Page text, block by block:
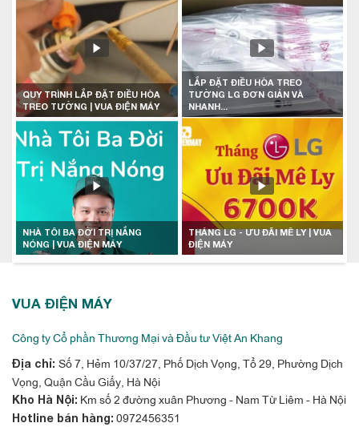
QUY TRÌNH LẮP ĐẶT ĐIỀU HÒA
TREO TƯỜNG | VUA ĐIỆN MÁY
LẮP ĐẶT ĐIỀU HÒA TREO
TƯỜNG LG ĐƠN GIẢN VÀ
NHANH...
NHÀ TÔI BA ĐỜI TRỊ NẮNG
NÓNG | VUA ĐIỆN MÁY
THÁNG LG - ƯU ĐÃI MÊ LY | VUA
ĐIỆN MÁY
VUA ĐIỆN MÁY
Công ty Cổ phần Thương Mại và Đầu tư Việt An Khang
Địa chỉ: Số 7, Hẻm 10/37/27, Phố Dịch Vọng, Tổ 29, Phường Dịch
Vọng, Quận Cầu Giấy, Hà Nội
Kho Hà Nội: Km số 2 đường xuân Phương - Nam Từ Liêm - Hà Nội
Hotline bán hàng: 0972456351